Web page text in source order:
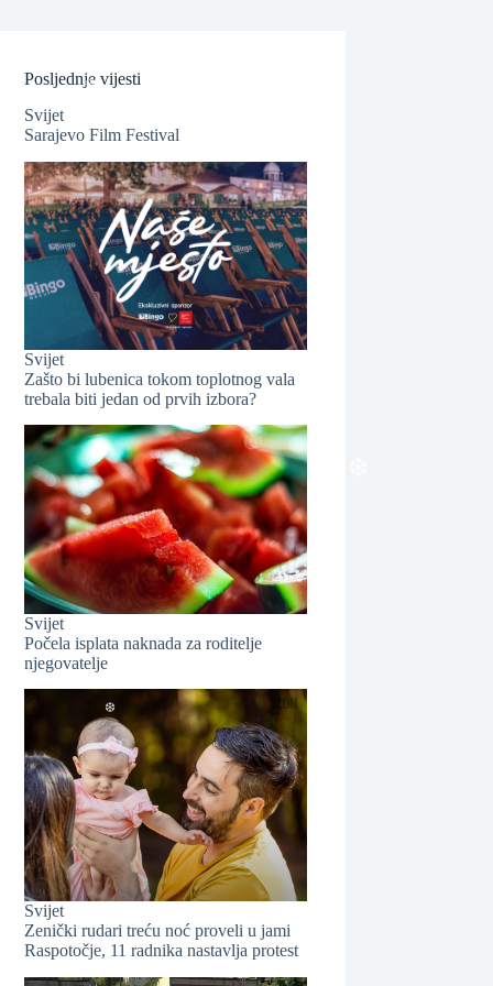
Posljednje vijesti
Svijet
Sarajevo Film Festival
Svijet
Zašto bi lubenica tokom toplotnog vala
trebala biti jedan od prvih izbora?
Svijet
Počela isplata naknada za roditelje
njegovatelje
Svijet
Zenički rudari treću noć proveli u jami
Raspotočje, 11 radnika nastavlja protest
❆
❆